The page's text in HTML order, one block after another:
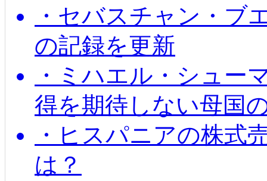
・セバスチャン・ブ
の記録を更新
・ミハエル・シュー
得を期待しない母国
・ヒスパニアの株式
は？